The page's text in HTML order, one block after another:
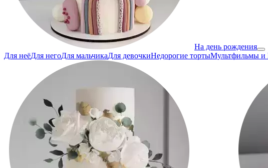
На день рождения
Для неёДля негоДля мальчикаДля девочкиНедорогие тортыМультфильмы и